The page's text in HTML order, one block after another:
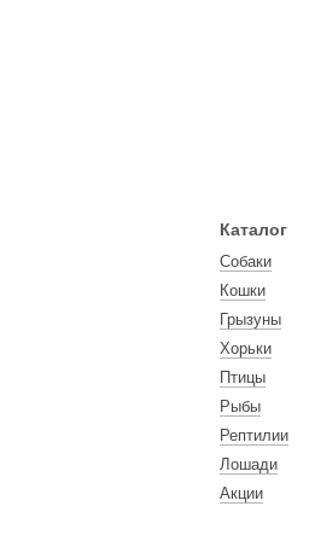
Каталог
Собаки
Кошки
Грызуны
Хорьки
Птицы
Рыбы
Рептилии
Лошади
Акции